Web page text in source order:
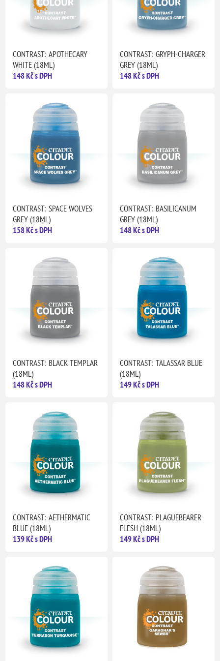
CONTRAST: APOTHECARY
WHITE (18ML)
148 Kč s DPH
CONTRAST: GRYPH-CHARGER
GREY (18ML)
148 Kč s DPH
CONTRAST: SPACE WOLVES
GREY (18ML)
158 Kč s DPH
CONTRAST: BASILICANUM
GREY (18ML)
148 Kč s DPH
CONTRAST: BLACK TEMPLAR
(18ML)
148 Kč s DPH
CONTRAST: TALASSAR BLUE
(18ML)
149 Kč s DPH
CONTRAST: AETHERMATIC
BLUE (18ML)
139 Kč s DPH
CONTRAST: PLAGUEBEARER
FLESH (18ML)
149 Kč s DPH